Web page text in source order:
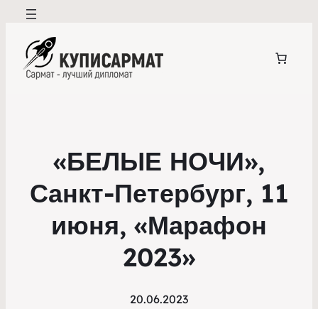
«БЕЛЫЕ НОЧИ»,
Санкт-Петербург, 11
июня, «Марафон
2023»
20.06.2023